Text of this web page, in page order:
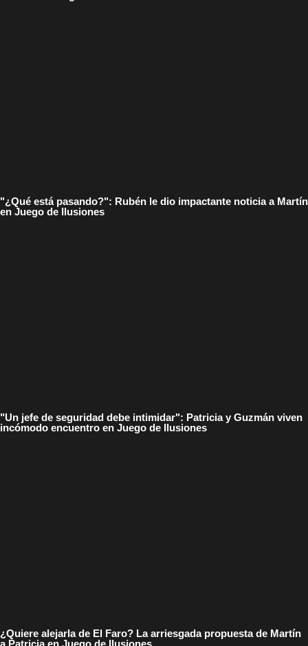
"¿Qué está pasando?": Rubén le dio impactante noticia a Martín
en Juego de Ilusiones
"Un jefe de seguridad debe intimidar": Patricia y Guzmán viven
incómodo encuentro en Juego de Ilusiones
¿Quiere alejarla de El Faro? La arriesgada propuesta de Martín
a Patricia en Juego de Ilusiones